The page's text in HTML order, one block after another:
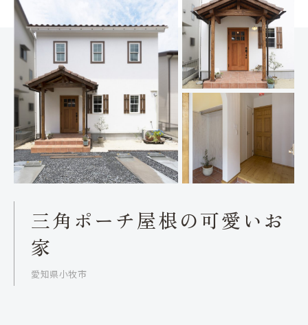
三角ポーチ屋根の可愛いお
家
愛知県小牧市